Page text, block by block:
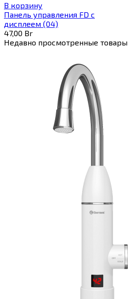
В корзину
Панель управления FD с
дисплеем (04)
47,00 Br
Недавно просмотренные товары